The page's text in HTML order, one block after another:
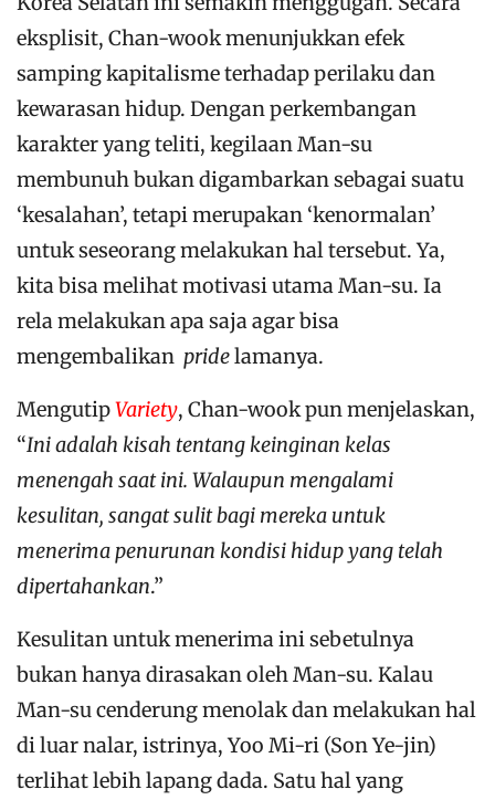
eksplisit, Chan-wook menunjukkan efek
samping kapitalisme terhadap perilaku dan
kewarasan hidup. Dengan perkembangan
karakter yang teliti, kegilaan Man-su
membunuh bukan digambarkan sebagai suatu
‘kesalahan’, tetapi merupakan ‘kenormalan’
untuk seseorang melakukan hal tersebut. Ya,
kita bisa melihat motivasi utama Man-su. Ia
rela melakukan apa saja agar bisa
mengembalikan pridelamanya.
MengutipVariety, Chan-wook pun menjelaskan,
“Ini adalah kisah tentang keinginan kelas
menengah saat ini. Walaupun mengalami
kesulitan, sangat sulit bagi mereka untuk
menerima penurunan kondisi hidup yang telah
dipertahankan.”
Kesulitan untuk menerima ini sebetulnya
bukan hanya dirasakan oleh Man-su. Kalau
Man-su cenderung menolak dan melakukan hal
di luar nalar, istrinya, Yoo Mi-ri (Son Ye-jin)
terlihat lebih lapang dada. Satu hal yang